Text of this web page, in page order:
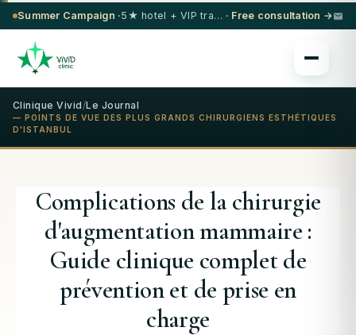
Summer Campaign · 5★ hotel + VIP transfer on select procedures · Free consultation →
Clinique Vivid/Le Journal
— POINTS DE VUE DES PLUS GRANDS CHIRURGIENS ESTHÉTIQUES
D'ISTANBUL
Complications de la chirurgie
d'augmentation mammaire :
Guide clinique complet de
prévention et de prise en
charge